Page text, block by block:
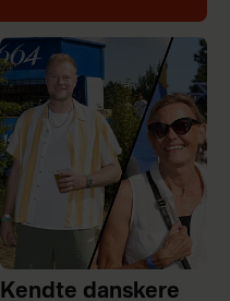
Kendte danskere